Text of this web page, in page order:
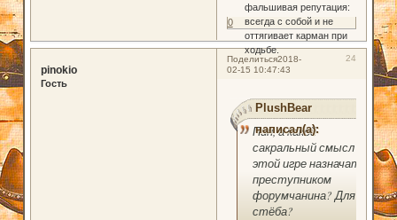
фальшивая репутация:
всегда с собой и не
оттягивает карман при
ходьбе.
0
Поделиться 24
2018-
02-15 10:47:43
pinokio
Гость
PlushBear
написал(а):
Пин, а какой
сакральный смысл в
этой игре назначать
преступником
форумчанина? Для
стёба?